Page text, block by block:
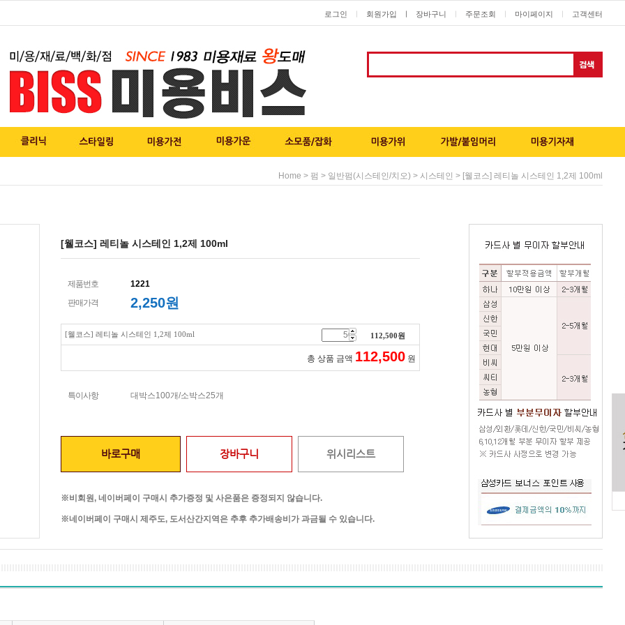
로그인 회원가입 ㅣ 장바구니 주문조회 마이페이지 고객센터
Home > 펌 > 일반펌(시스테인/치오) > 시스테인 > [웰코스] 레티놀 시스테인 1,2제 100ml
[웰코스] 레티놀 시스테인 1,2제 100ml
제품번호
1221
판매가격
2,250원
[웰코스] 레티놀 시스테인 1,2제 100ml 112,500원
총 상품 금액 112,500 원
특이사항 대박스100개/소박스25개
바로구매 장바구니 위시리스트
※비회원, 네이버페이 구매시 추가증정 및 사은품은 증정되지 않습니다.
※네이버페이 구매시 제주도, 도서산간지역은 추후 추가배송비가 과금될 수 있습니다.